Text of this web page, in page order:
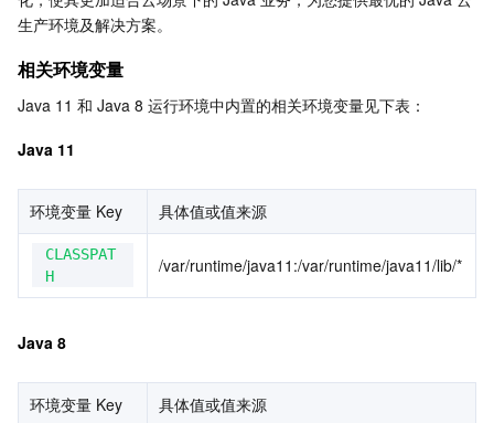
文件存储
云硬盘
日志服务
数据万象
关系型数据库
云数据库 MySQL
云数据库 SQL Server
关系型数据库TDSQL
TDSQL Boundless
云数据库 MongoDB
游戏数据库 TcaplusDB
云数据库 Tendis
数据传输服务
数据库专家服务
数据库智能管家 DBbrain
网络
私有网络
负载均衡
数据安全
数据安全治理中心
业务安全
生产环境及解决方案。
相关环境变量
Java 11 和 Java 8 运行环境中内置的相关环境变量见下表：
Java 11
环境变量 Key 具体值或值来源
CLASSPAT
H
/var/runtime/java11:/var/runtime/java11/lib/*
Java 8
环境变量 Key 具体值或值来源